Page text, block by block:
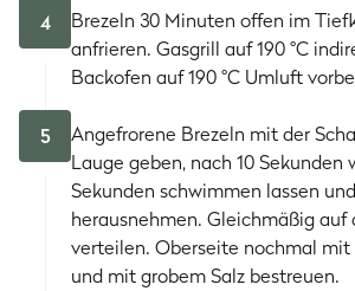
4
Brezeln 30 Minuten offen im
anfrieren. Gasgrill auf 190 °C
Backofen auf 190 °C Umluft
5
Angefrorene Brezeln mit der
Lauge geben, nach 10 Sekunden
Sekunden schwimmen lassen
herausnehmen. Gleichmäßig auf
verteilen. Oberseite nochmal
und mit grobem Salz bestreuen.